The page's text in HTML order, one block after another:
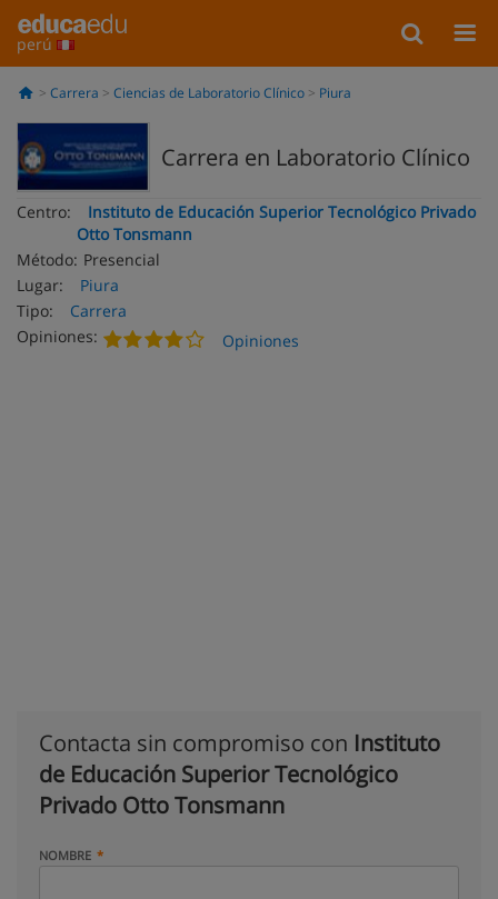
perú
Carrera Ciencias de Laboratorio Clínico Piura
Carrera en Laboratorio Clínico
Centro:
Instituto de Educación Superior Tecnológico Privado
Otto Tonsmann
Método: Presencial
Lugar:
Piura
Tipo:
Carrera
Opiniones:
Opiniones
Contacta sin compromiso con Instituto
de Educación Superior Tecnológico
Privado Otto Tonsmann
NOMBRE